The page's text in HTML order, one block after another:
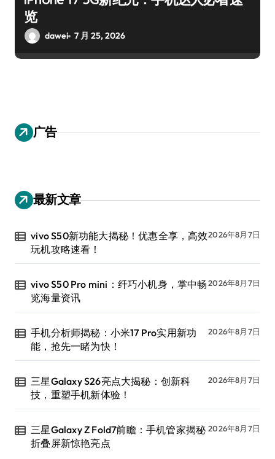
览
dawei 7 月 25, 2026
广告
最新文章
vivo S50新功能大揭秘！优惠全享，高效
玩机攻略速看！
2026年8月7日
vivo S50 Pro mini：纤巧小机身，掌中畅
览海量资讯
2026年8月7日
手机分析师揭秘：小米17 Pro实用新功
能，抢先一睹为快！
2026年8月7日
三星Galaxy S26亮点大揭秘：创新科
技，重塑手机新体验！
2026年8月7日
三星Galaxy Z Fold7前瞻：手机管家揭秘
折叠屏新惊艳亮点
2026年8月7日